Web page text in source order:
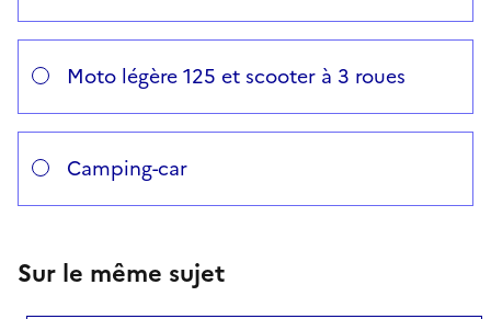
Moto légère 125 et scooter à 3 roues
Camping-car
Sur le même sujet